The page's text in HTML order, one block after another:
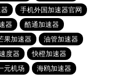
手机外国加速器官网
器
酷通加速器
果加速器
油管加速器
度器
快橙加速器
元机场 海鸥加速器